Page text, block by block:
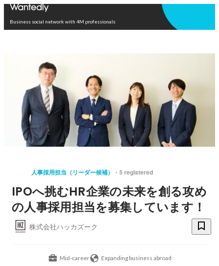
Business social network with 4M professionals
人事採用担当（リーダー候補） 5 registered
IPOへ挑むHR企業の未来を創る攻め
の人事採用担当を募集しています！
株式会社ハッカズーク
Mid-career Expanding business abroad